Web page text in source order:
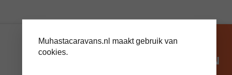
BEZOEK ONS
SHOWTERREIN
Muhastacaravans.nl maakt gebruik van
cookies.